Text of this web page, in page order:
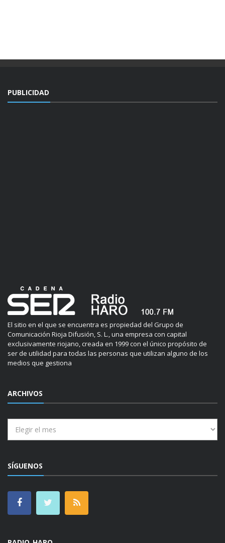
PUBLICIDAD
El sitio en el que se encuentra es propiedad del Grupo de
Comunicación Rioja Difusión, S. L., una empresa con capital
exclusivamente riojano, creada en 1999 con el único propósito de
ser de utilidad para todas las personas que utilizan alguno de los
medios que gestiona
ARCHIVOS
SÍGUENOS